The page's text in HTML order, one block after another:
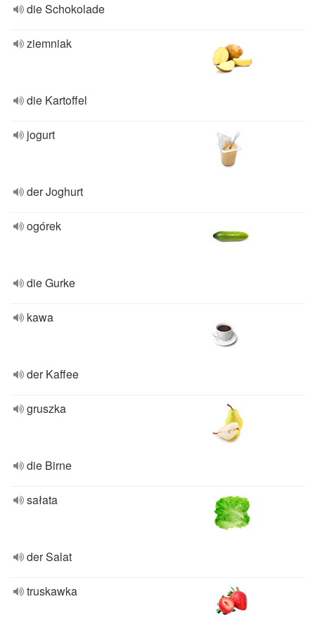
die Schokolade
ziemniak
die Kartoffel
jogurt
der Joghurt
ogórek
die Gurke
kawa
der Kaffee
gruszka
die Birne
sałata
der Salat
truskawka